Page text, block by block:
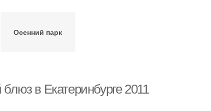
Осенний парк
в Екатеринбурге 2011